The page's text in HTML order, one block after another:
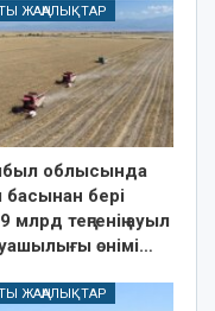
ЖАҢАЛЫҚТАР
облысында
бері
млрд теңгенің ауыл
өнімі…
ЖАҢАЛЫҚТАР